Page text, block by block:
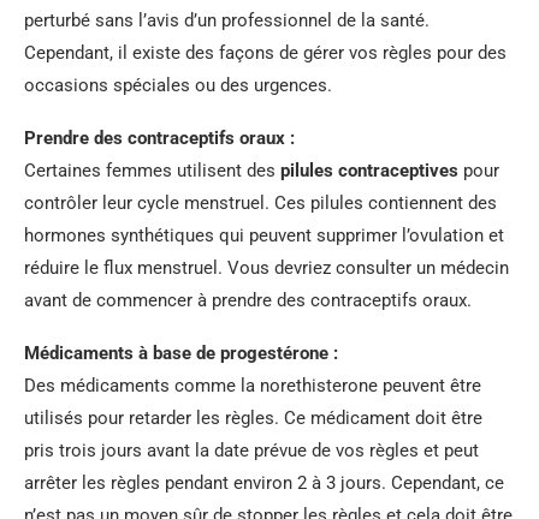
perturbé sans l’avis d’un professionnel de la santé.
Cependant, il existe des façons de gérer vos règles pour des
occasions spéciales ou des urgences.
Prendre des contraceptifs oraux :
Certaines femmes utilisent des pilules contraceptives pour
contrôler leur cycle menstruel. Ces pilules contiennent des
hormones synthétiques qui peuvent supprimer l’ovulation et
réduire le flux menstruel. Vous devriez consulter un médecin
avant de commencer à prendre des contraceptifs oraux.
Médicaments à base de progestérone :
Des médicaments comme la norethisterone peuvent être
utilisés pour retarder les règles. Ce médicament doit être
pris trois jours avant la date prévue de vos règles et peut
arrêter les règles pendant environ 2 à 3 jours. Cependant, ce